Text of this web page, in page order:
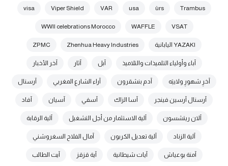
Trambus
ùrs
usa
VAR
Viper Shield
visa
VSAT
WAFFLE
WWII celebrations Morocco
YAZAKI اليابانية Zhenhua Heavy Industries
ZPMC
آباء وأولياء التلميذات والتلاميذ آبل آثار آخر الأخبار
آخرِ شهورِ ولايتِه آدم بنشقرون آراء الشارع المغربي آرسنال
آرسنال آرسين فينجر آسا الزاك آسفي آسيان آفاد
آلان ريتشسون آلية الاستثمار من أجل التشغيل آلية الرقابة
آلية الزناد آلية تعديل الكربون آمال الفلاح السغروشني
آمنة بوعياش آيات شيطانية آية قزقز آيت الطالب